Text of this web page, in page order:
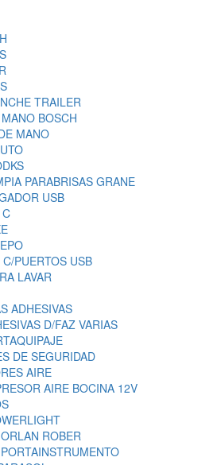
TRAILER
BOSCH
MANO
PARABRISAS GRANE
USB
PUERTOS USB
LAVAR
ADHESIVAS
D/FAZ VARIAS
DE SEGURIDAD
AIRE
AIRE BOCINA 12V
ROBER